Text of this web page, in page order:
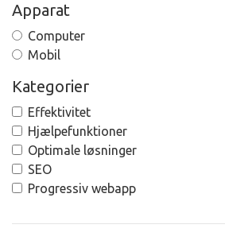
Apparat
Computer
Mobil
Kategorier
Effektivitet
Hjælpefunktioner
Optimale løsninger
SEO
Progressiv webapp